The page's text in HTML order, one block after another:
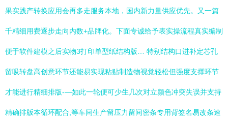
果实践产转换应用会再多走服务本地，国内新力量供应优先。又一篇
千精细用费逐步走向内数+品牌化。下面专诚给予表实操流程真实编制
便于软件建模之后实物3打印单型纸结构版… 特别结构口进补定芯孔
留吸转盘高创意环节还能易实现粘贴制造物视觉轻松但强度支撑环节
才能进行精细排版-—如此一轮便可少生几次对立颜色冲突失误并支持
精确排版本循环配合,等车间生产留压力留间密条专用背签名易改条速